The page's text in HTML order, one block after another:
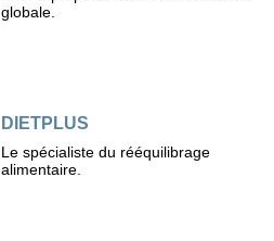
globale.
DIETPLUS
Le spécialiste du rééquilibrage
alimentaire.